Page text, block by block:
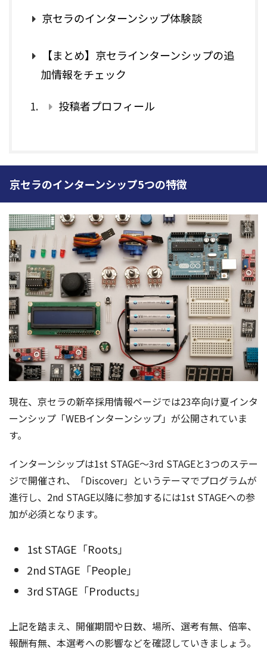
京セラのインターンシップ体験談
【まとめ】京セラインターンシップの追
加情報をチェック
投稿者プロフィール
京セラのインターンシップ5つの特徴
現在、京セラの新卒採用情報ページでは23卒向け夏インタ
ーンシップ「WEBインターンシップ」が公開されていま
す。
インターンシップは1st STAGE～3rd STAGEと3つのステー
ジで開催され、「Discover」というテーマでプログラムが
進行し、2nd STAGE以降に参加するには1st STAGEへの参
加が必須となります。
1st STAGE「Roots」
2nd STAGE「People」
3rd STAGE「Products」
上記を踏まえ、開催期間や日数、場所、選考有無、倍率、
報酬有無、本選考への影響などを確認していきましょう。